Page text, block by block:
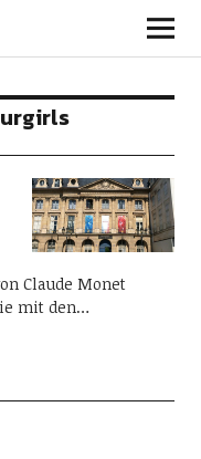
Claude Monet
mit den…